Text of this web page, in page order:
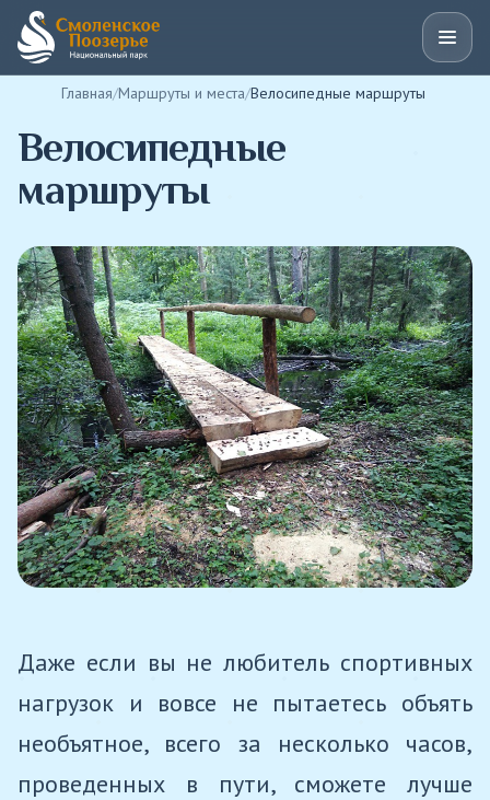
Главная Маршруты и места Велосипедные маршруты
Велосипедные
маршруты
Даже если вы не любитель спортивных
нагрузок и вовсе не пытаетесь объять
необъятное, всего за несколько часов,
проведенных в пути, сможете лучше